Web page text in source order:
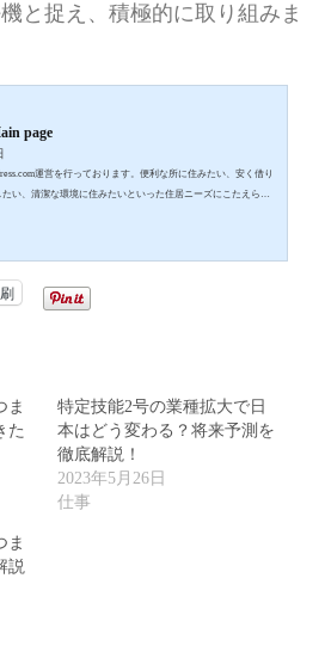
と捉え、積極的に取り組みま
page
運営を行っております。便利な所に住みたい、安く借り
い、清潔な環境に住みたいといった住居ニーズにこたえられ
ま
た
特定技能2号の業種拡大で日
本はどう変わる？将来予測を
徹底解説！
2023年5月26日
仕事
ま
説